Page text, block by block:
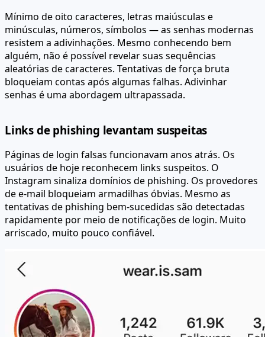
Mínimo de oito caracteres, letras maiúsculas e
minúsculas, números, símbolos — as senhas modernas
resistem a adivinhações. Mesmo conhecendo bem
alguém, não é possível revelar suas sequências
aleatórias de caracteres. Tentativas de força bruta
bloqueiam contas após algumas falhas. Adivinhar
senhas é uma abordagem ultrapassada.
Links de phishing levantam suspeitas
Páginas de login falsas funcionavam anos atrás. Os
usuários de hoje reconhecem links suspeitos. O
Instagram sinaliza domínios de phishing. Os provedores
de e-mail bloqueiam armadilhas óbvias. Mesmo as
tentativas de phishing bem-sucedidas são detectadas
rapidamente por meio de notificações de login. Muito
arriscado, muito pouco confiável.